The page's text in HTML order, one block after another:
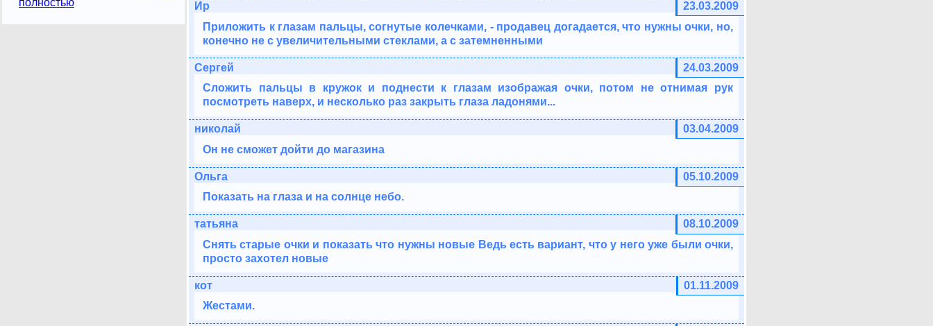
23.03.2009
Ир
Приложить к глазам пальцы, согнутые колечками, - продавец догадается, что нужны очки, но,
конечно не с увеличительными стеклами, а с затемненными
24.03.2009
Сергей
Сложить пальцы в кружок и поднести к глазам изображая очки, потом не отнимая рук
посмотреть наверх, и несколько раз закрыть глаза ладонями...
03.04.2009
николай
Он не сможет дойти до магазина
05.10.2009
Ольга
Показать на глаза и на солнце небо.
08.10.2009
татьяна
Снять старые очки и показать что нужны новые Ведь есть вариант, что у него уже были очки,
просто захотел новые
01.11.2009
кот
Жестами.